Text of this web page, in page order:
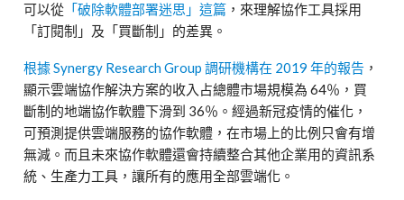
可以從 「破除軟體部署迷思」這篇 ，來理解協作工具採用
「訂閱制」及「買斷制」的差異。
根據 Synergy Research Group 調研機構在 2019 年的報告 ，
顯示雲端協作解決方案的收入占總體市場規模為 64％，買
斷制的地端協作軟體下滑到 36％。經過新冠疫情的催化，
可預測提供雲端服務的協作軟體，在市場上的比例只會有增
無減。而且未來協作軟體還會持續整合其他企業用的資訊系
統、生產力工具，讓所有的應用全部雲端化。